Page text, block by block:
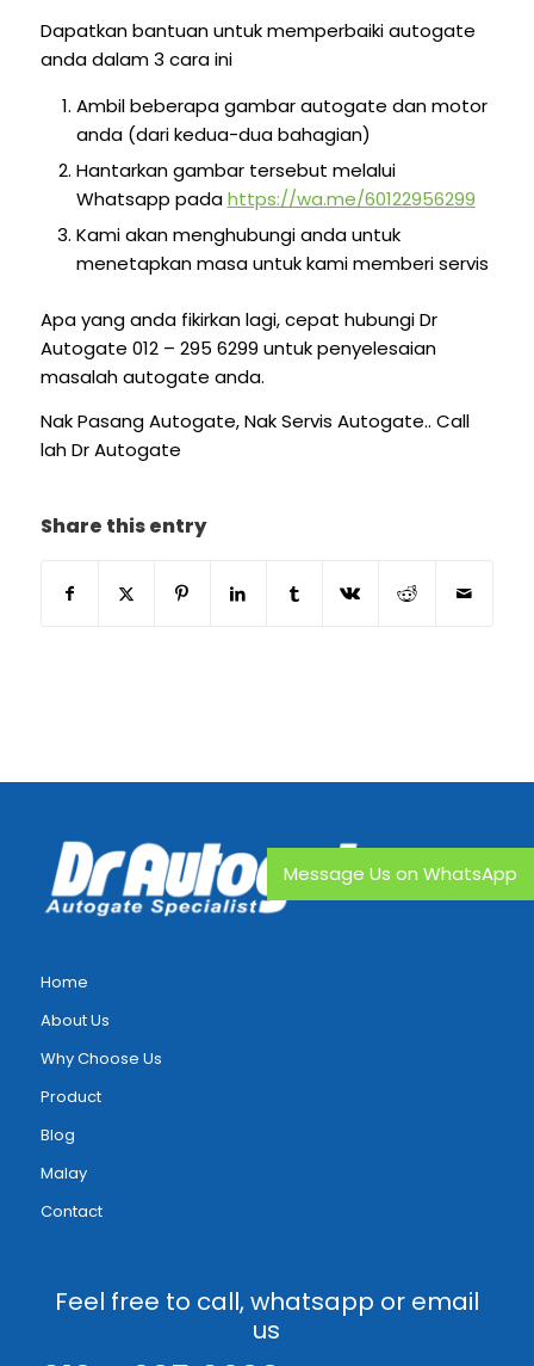
Dapatkan bantuan untuk memperbaiki autogate
anda dalam 3 cara ini
Ambil beberapa gambar autogate dan motor
anda (dari kedua-dua bahagian)
Hantarkan gambar tersebut melalui
Whatsapp padahttps://wa.me/60122956299
Kami akan menghubungi anda untuk
menetapkan masa untuk kami memberi servis
Apa yang anda fikirkan lagi, cepat hubungi Dr
Autogate 012 – 295 6299 untuk penyelesaian
masalah autogate anda.
Nak Pasang Autogate, Nak Servis Autogate.. Call
lah Dr Autogate
Share this entry
Home
About Us
Why Choose Us
Product
Blog
Malay
Contact
Feel free to call, whatsapp or email
us
Message Us on WhatsApp